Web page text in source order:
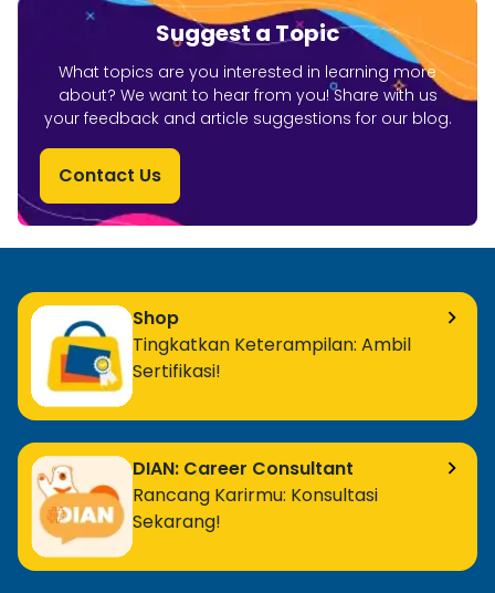
Suggest a Topic
What topics are you interested in learning more
about? We want to hear from you! Share with us
your feedback and article suggestions for our blog.
Contact Us
Shop
Tingkatkan Keterampilan: Ambil
Sertifikasi!
DIAN: Career Consultant
Rancang Karirmu: Konsultasi
Sekarang!